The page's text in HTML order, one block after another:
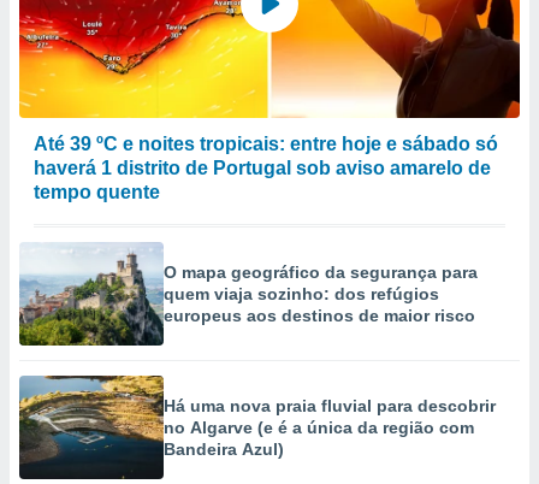
Até 39 ºC e noites tropicais: entre hoje e sábado só
haverá 1 distrito de Portugal sob aviso amarelo de
tempo quente
O mapa geográfico da segurança para
quem viaja sozinho: dos refúgios
europeus aos destinos de maior risco
Há uma nova praia fluvial para descobrir
no Algarve (e é a única da região com
Bandeira Azul)